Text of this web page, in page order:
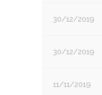
30/12/2019
30/12/2019
11/11/2019